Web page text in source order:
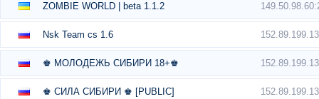
ZOMBIE WORLD | beta 1.1.2
Nsk Team cs 1.6
♚ МОЛОДЕЖЬ СИБИРИ 18+♚
♚ СИЛА СИБИРИ ♚ [PUBLIC]